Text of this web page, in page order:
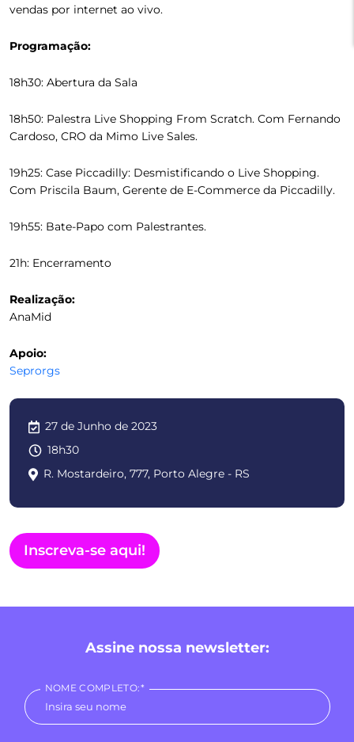
vendas por internet ao vivo.
Programação:
18h30: Abertura da Sala
18h50: Palestra Live Shopping From Scratch. Com Fernando
Cardoso, CRO da Mimo Live Sales.
19h25: Case Piccadilly: Desmistificando o Live Shopping.
Com Priscila Baum, Gerente de E-Commerce da Piccadilly.
19h55: Bate-Papo com Palestrantes.
21h: Encerramento
Realização:
AnaMid
Apoio:
Seprorgs
27 de Junho de 2023
18h30
R. Mostardeiro, 777, Porto Alegre - RS
Inscreva-se aqui!
Assine nossa newsletter:
NOME COMPLETO:*